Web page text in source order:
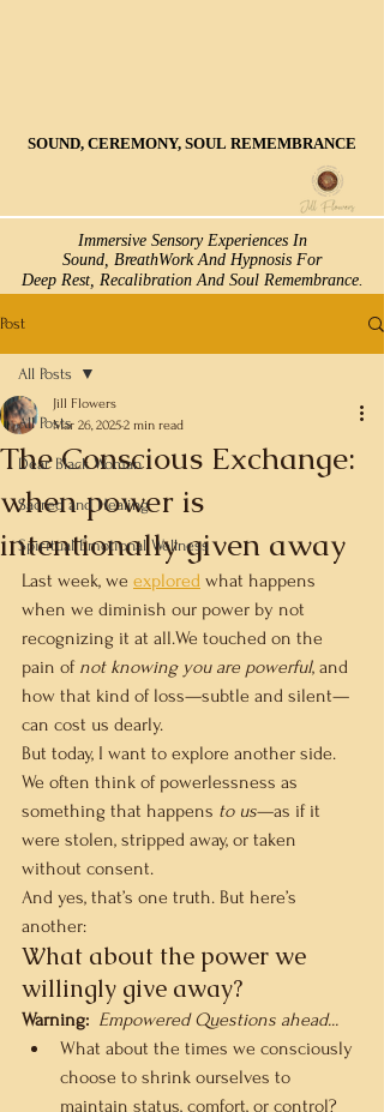
SOUND, CEREMONY, SOUL REMEMBRANCE
SOUND, CEREMONY, SOUL REMEMBRANCE
Immersive Sensory Experiences In
Sound, BreathWork And Hypnosis For
Deep Rest, Recalibration And Soul Remembrance.
Immersive Sensory Experiences In
Sound, BreathWork And Hypnosis For
Deep Rest, Recalibration And Soul Remembrance.
Post
All Posts
Dear Black Woman
Sacred and Healing
Spiritual Emotional Wellness
All Posts
The Conscious Exchange:
when power is
intentionally given away
Jill Flowers
Mar 26, 20252 min read
Last week, we explored what happens
when we diminish our power by not
recognizing it at all.We touched on the
pain of not knowing you are powerful, and
how that kind of loss—subtle and silent—
can cost us dearly.
But today, I want to explore another side.
We often think of powerlessness as
something that happens to us—as if it
were stolen, stripped away, or taken
without consent.
And yes, that’s one truth. But here’s
another:
What about the power we
willingly give away?
Warning: Empowered Questions ahead...
What about the times we consciously
choose to shrink ourselves to
maintain status, comfort, or control?